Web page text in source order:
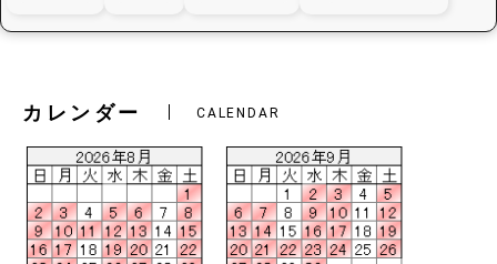
カレンダー CALENDAR